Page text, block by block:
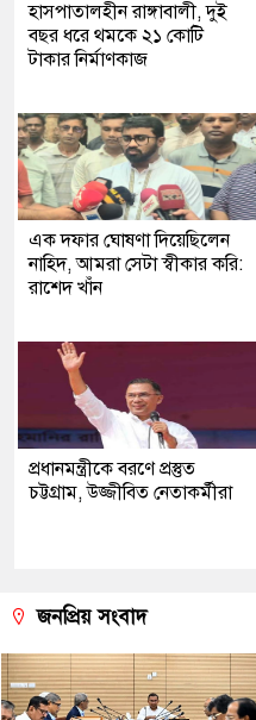
হাসপাতালহীন রাঙ্গাবালী, দুই
বছর ধরে থমকে ২১ কোটি
টাকার নির্মাণকাজ
এক দফার ঘোষণা দিয়েছিলেন
নাহিদ, আমরা সেটা স্বীকার করি:
রাশেদ খাঁন
প্রধানমন্ত্রীকে বরণে প্রস্তুত
চট্টগ্রাম, উজ্জীবিত নেতাকর্মীরা
জনপ্রিয় সংবাদ